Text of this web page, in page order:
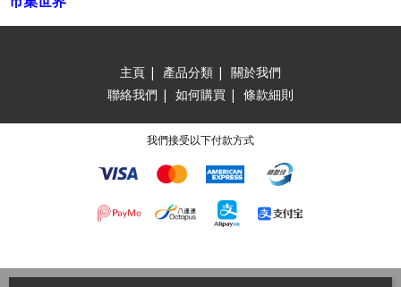
主頁 | 產品分類 | 關於我們
聯絡我們 | 如何購買 | 條款細則
我們接受以下付款方式